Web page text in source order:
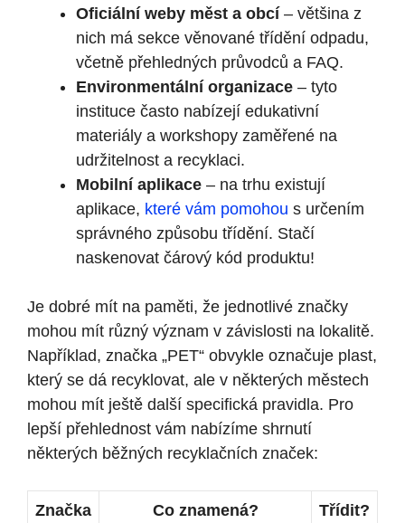
Oficiální weby měst a obcí – většina z
nich má sekce věnované třídění odpadu,
včetně přehledných průvodců a FAQ.
Environmentální organizace – tyto
instituce často nabízejí edukativní
materiály a workshopy zaměřené na
udržitelnost a recyklaci.
Mobilní aplikace – na trhu existují
aplikace, které vám pomohou s určením
správného způsobu třídění. Stačí
naskenovat čárový kód produktu!
Je dobré mít na paměti, že jednotlivé značky
mohou mít různý význam v závislosti na lokalitě.
Například, značka „PET“ obvykle označuje plast,
který se dá recyklovat, ale v některých městech
mohou mít ještě další specifická pravidla. Pro
lepší přehlednost vám nabízíme shrnutí
některých běžných recyklačních značek:
Značka Co znamená? Třídit?